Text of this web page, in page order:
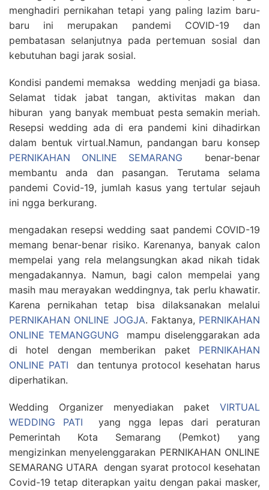
menghadiri pernikahan tetapi yang paling lazim baru-
baru ini merupakan pandemi COVID-19 dan
pembatasan selanjutnya pada pertemuan sosial dan
kebutuhan bagi jarak sosial.
Kondisi pandemi memaksa wedding menjadi ga biasa.
Selamat tidak jabat tangan, aktivitas makan dan
hiburan yang banyak membuat pesta semakin meriah.
Resepsi wedding ada di era pandemi kini dihadirkan
dalam bentuk virtual.Namun, pandangan baru konsep
PERNIKAHAN ONLINE SEMARANG benar-benar
membantu anda dan pasangan. Terutama selama
pandemi Covid-19, jumlah kasus yang tertular sejauh
ini ngga berkurang.
mengadakan resepsi wedding saat pandemi COVID-19
memang benar-benar risiko. Karenanya, banyak calon
mempelai yang rela melangsungkan akad nikah tidak
mengadakannya. Namun, bagi calon mempelai yang
masih mau merayakan weddingnya, tak perlu khawatir.
Karena pernikahan tetap bisa dilaksanakan melalui
PERNIKAHAN ONLINE JOGJA. Faktanya, PERNIKAHAN
ONLINE TEMANGGUNG mampu diselenggarakan ada
di hotel dengan memberikan paket PERNIKAHAN
ONLINE PATI dan tentunya protocol kesehatan harus
diperhatikan.
Wedding Organizer menyediakan paket VIRTUAL
WEDDING PATI yang ngga lepas dari peraturan
Pemerintah Kota Semarang (Pemkot) yang
mengizinkan menyelenggarakan PERNIKAHAN ONLINE
SEMARANG UTARA dengan syarat protocol kesehatan
Covid-19 tetap diterapkan yaitu dengan pakai masker,